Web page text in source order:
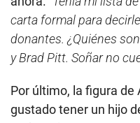
carta formal para
donantes. ¿Quiénes
y Brad Pitt. Soñar no
Por último, la figura de
gustado tener un hijo